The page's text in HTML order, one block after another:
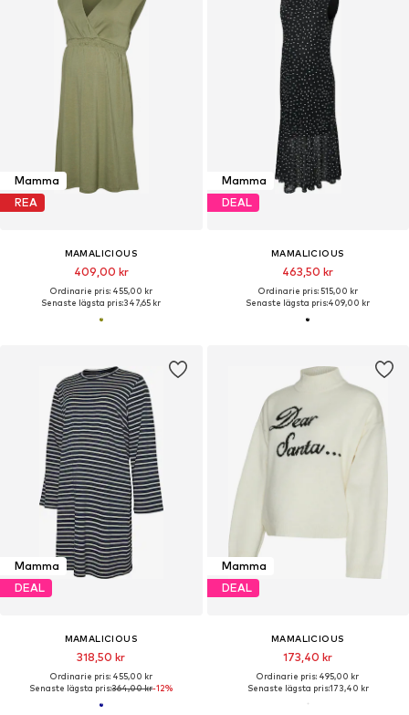
Mamma
REA
MAMALICIOUS
409,00 kr
Ordinarie pris: 455,00 kr
Senaste lägsta pris:347,65 kr
Mamma
DEAL
MAMALICIOUS
463,50 kr
Ordinarie pris: 515,00 kr
Senaste lägsta pris:409,00 kr
Mamma
DEAL
MAMALICIOUS
318,50 kr
Ordinarie pris: 455,00 kr
Senaste lägsta pris:364,00 kr-12%
Mamma
DEAL
MAMALICIOUS
173,40 kr
Ordinarie pris: 495,00 kr
Senaste lägsta pris:173,40 kr